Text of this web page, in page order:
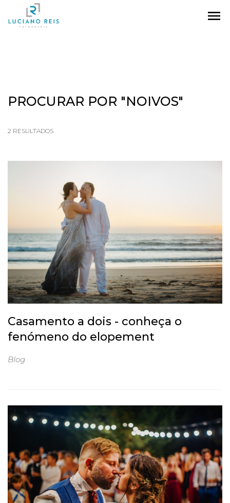
menu
PROCURAR POR "NOIVOS"
2 RESULTADOS
Casamento a dois - conheça o
fenómeno do elopement
Blog